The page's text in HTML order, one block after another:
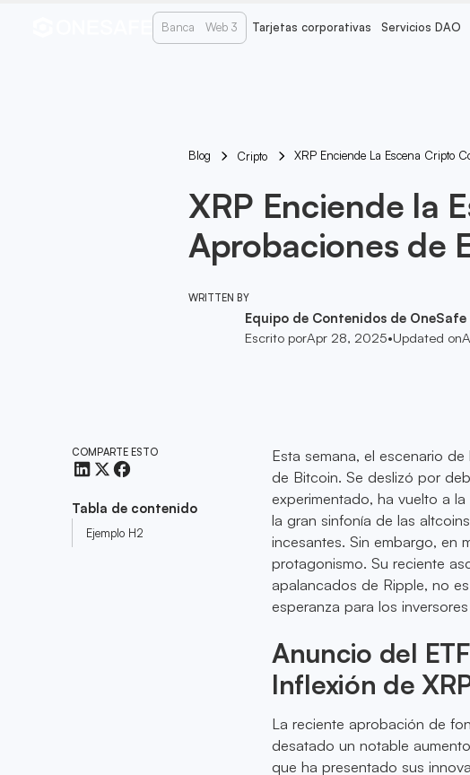
Banca Web 3 Tarjetas corporativas Servicios DAO
Blog Cripto XRP Enciende La Escena Cripto
XRP Enciende la
Aprobaciones de
WRITTEN BY
Equipo de Contenidos de OneSafe
Escrito porApr 28, 2025•Updated on
COMPARTE ESTO
Tabla de contenido
Ejemplo H2
Esta semana, el escenario
de Bitcoin. Se deslizó por
experimentado, ha vuelto a
la gran sinfonía de las
incesantes. Sin embargo,
protagonismo. Su reciente
apalancados de Ripple, no
esperanza para los
Anuncio del
Inflexión de
La reciente aprobación de
desatado un notable
que ha presentado sus